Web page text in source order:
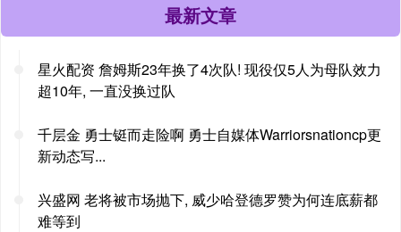
最新文章
星火配资 詹姆斯23年换了4次队! 现役仅5人为母队效力
超10年, 一直没换过队
千层金 勇士铤而走险啊 勇士自媒体Warriorsnationcp更
新动态写...
兴盛网 老将被市场抛下, 威少哈登德罗赞为何连底薪都
难等到